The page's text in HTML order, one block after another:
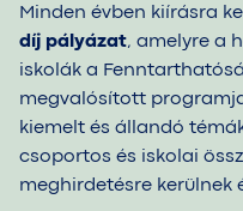
Minden évben kiírásra
díj pályázat, amelyre a
iskolák a
megvalósított
kiemelt és állandó
csoportos és iskolai
meghirdetésre kerülnek